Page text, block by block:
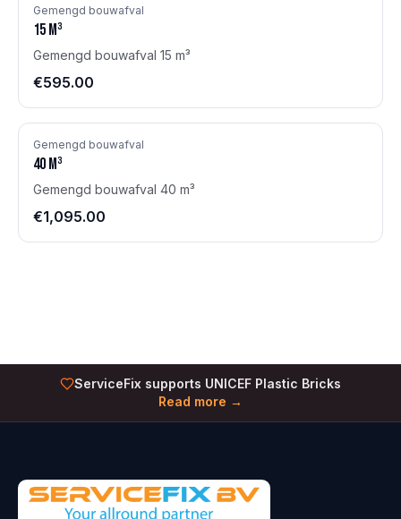
Gemengd bouwafval
15 m³
Gemengd bouwafval 15 m³
€595.00
Gemengd bouwafval
40 m³
Gemengd bouwafval 40 m³
€1,095.00
ServiceFix supports UNICEF Plastic Bricks
Read more →